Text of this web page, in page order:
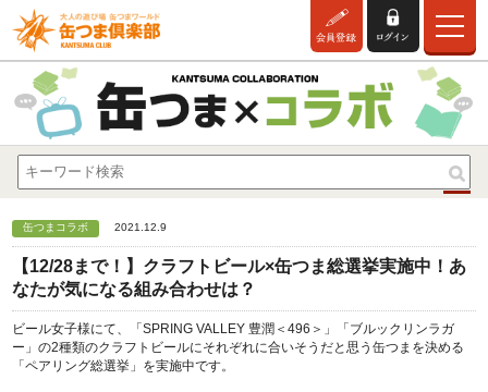
缶つまコラボ 2021.12.9
【12/28まで！】クラフトビール×缶つま総選挙実施中！あ
なたが気になる組み合わせは？
ビール女子様にて、「SPRING VALLEY 豊潤＜496＞」「ブルックリンラガ
ー」の2種類のクラフトビールにそれぞれに合いそうだと思う缶つまを決める
「ペアリング総選挙」を実施中です。